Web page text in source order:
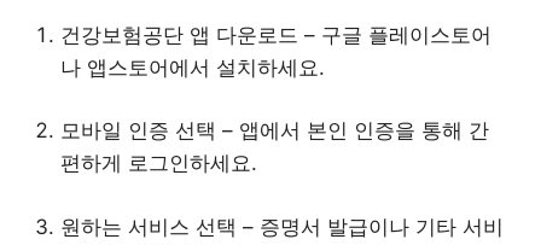
건강보험공단 앱 다운로드 – 구글 플레이스토어
나 앱스토어에서 설치하세요.
모바일 인증 선택 – 앱에서 본인 인증을 통해 간
편하게 로그인하세요.
원하는 서비스 선택 – 증명서 발급이나 기타 서비